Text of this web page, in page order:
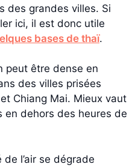
des grandes villes. Si
ici, il est donc utile
bases de thaï.
peut être dense en
des villes prisées
Chiang Mai. Mieux vaut
en dehors des heures de
de l’air se dégrade